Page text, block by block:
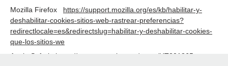
Mozilla Firefox https://support.mozilla.org/es/kb/habilitar-y-
deshabilitar-cookies-sitios-web-rastrear-preferencias?
redirectlocale=es&redirectslug=habilitar-y-deshabilitar-cookies-
que-los-sitios-we
Apple Safari https://support.apple.com/es-es/HT201265